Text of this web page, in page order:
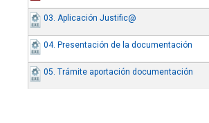
03. Aplicación Justific@
04. Presentación de la documentación
05. Trámite aportación documentación